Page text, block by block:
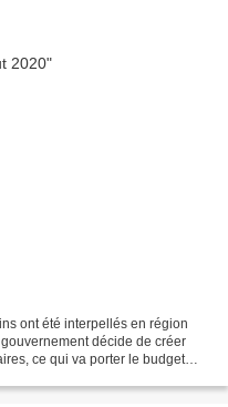
ont été interpellés en région
décide de créer
ce qui va porter le budget